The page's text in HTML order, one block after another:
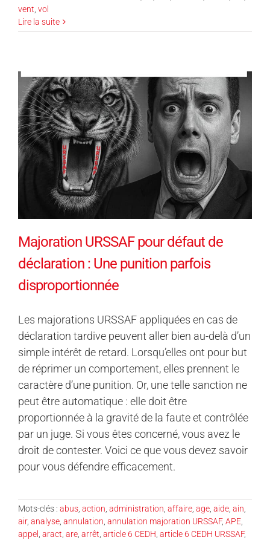
vent vol
Lire la suite
Majoration URSSAF pour défaut de
déclaration : Une punition parfois
disproportionnée
Les majorations URSSAF appliquées en cas de
déclaration tardive peuvent aller bien au-delà d’un
simple intérêt de retard. Lorsqu’elles ont pour but
de réprimer un comportement, elles prennent le
caractère d’une punition. Or, une telle sanction ne
peut être automatique : elle doit être
proportionnée à la gravité de la faute et contrôlée
par un juge. Si vous êtes concerné, vous avez le
droit de contester. Voici ce que vous devez savoir
pour vous défendre efficacement.
Mots-clés : abus, action, administration, affaire, age, aide, ain,
air, analyse, annulation, annulation majoration URSSAF, APE,
appel , aract, are, arrêt, article 6 CEDH, article 6 CEDH URSSAF,